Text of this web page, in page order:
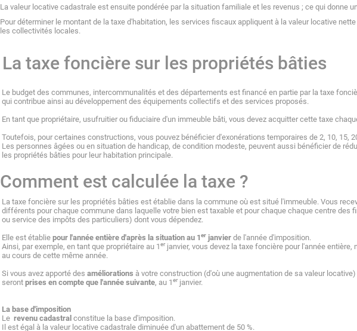
La valeur locative cadastrale est ensuite pondérée par la situation familiale et les revenus ; ce qui donne
Pour déterminer le montant de la taxe d'habitation, les services fiscaux appliquent à la valeur locative nette
les collectivités locales.
La taxe foncière sur les propriétés bâties
Le budget des communes, intercommunalités et des départements est financé en partie par la taxe
qui contribue ainsi au développement des équipements collectifs et des services proposés.
En tant que propriétaire, usufruitier ou fiduciaire d'un immeuble bâti, vous devez acquitter cette taxe
Toutefois, pour certaines constructions, vous pouvez bénéficier d'exonérations temporaires de 2, 10, 15,
Les personnes âgées ou en situation de handicap, de condition modeste, peuvent aussi bénéficier de
les propriétés bâties pour leur habitation principale.
Comment est calculée la taxe ?
La taxe foncière sur les propriétés bâties est établie dans la commune où est situé l'immeuble. Vous
différents pour chaque commune dans laquelle votre bien est taxable et pour chaque chaque centre des
ou service des impôts des particuliers) dont vous dépendez.
Elle est établie pour l'année entière d'après la situation au 1er janvier de l'année d'imposition.
Ainsi, par exemple, en tant que propriétaire au 1erjanvier, vous devez la taxe foncière pour l'année entière,
au cours de cette même année.
Si vous avez apporté des améliorations à votre construction (d'où une augmentation de sa valeur locative)
seront prises en compte que l'année suivante, au 1erjanvier.
La base d'imposition
Le revenu cadastral constitue la base d'imposition.
Il est égal à la valeur locative cadastrale diminuée d'un abattement de 50 %.